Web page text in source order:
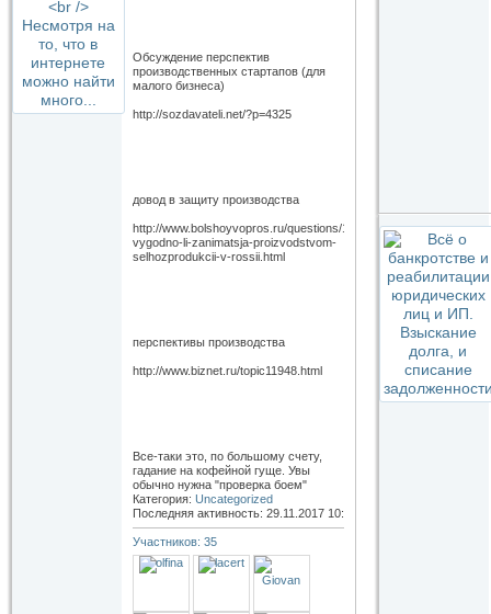
Обсуждение перспектив
производственных стартапов (для
малого бизнеса)
http://sozdavateli.net/?p=4325
довод в защиту производства
http://www.bolshoyvopros.ru/questions/1297745-
vygodno-li-zanimatsja-proizvodstvom-
selhozprodukcii-v-rossii.html
перспективы производства
http://www.biznet.ru/topic11948.html
Все-таки это, по большому счету,
гадание на кофейной гуще. Увы
обычно нужна "проверка боем"
Категория: Uncategorized
Последняя активность: 29.11.2017 10:19
Участников: 35